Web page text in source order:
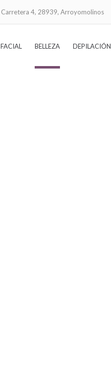
Carretera 4, 28939, Arroyomolinos
FACIAL BELLEZA DEPILACIÓN